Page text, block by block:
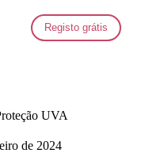
Registo grátis
UVA
de 2024